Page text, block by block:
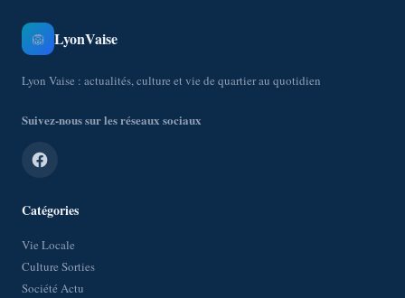
🦁 LyonVaise
Lyon Vaise : actualités, culture et vie de quartier au quotidien
Suivez-nous sur les réseaux sociaux
Catégories
Vie Locale
Culture Sorties
Société Actu